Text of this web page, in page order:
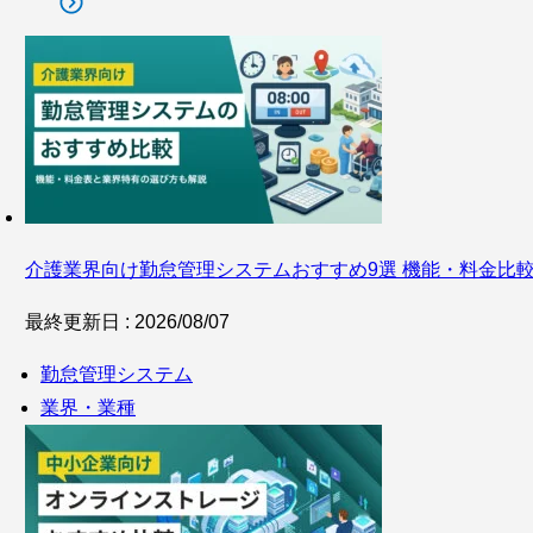
介護業界向け勤怠管理システムおすすめ9選 機能・料金比
最終更新日 : 2026/08/07
勤怠管理システム
業界・業種